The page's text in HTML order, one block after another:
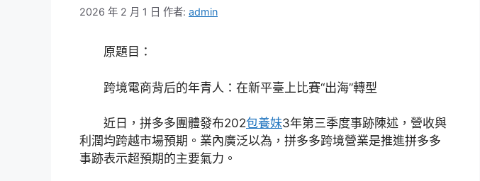
2026 年 2 月 1 日 作者: admin
原題目：
跨境電商背后的年青人：在新平臺上比賽“出海”轉型
近日，拼多多團體發布202包養妹3年第三季度事跡陳述，營收與
利潤均跨越市場預期。業內廣泛以為，拼多多跨境營業是推進拼多多
事跡表示超預期的主要氣力。